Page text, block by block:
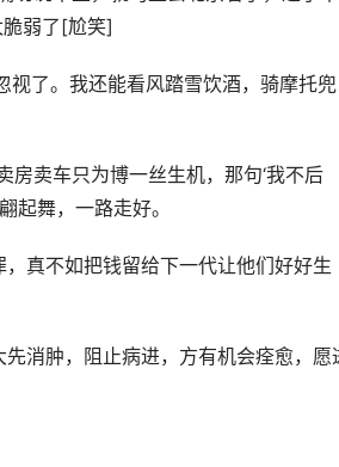
弱了[尬笑]
了。我还能看风踏雪饮酒，骑摩托兜
卖车只为博一丝生机，那句‘我不后
起舞，一路走好。
真不如把钱留给下一代让他们好好生
消肿，阻止病进，方有机会痊愈，愿